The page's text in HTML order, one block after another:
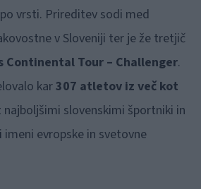
vrsti. Prireditev sodi med
v Sloveniji ter je že tretjič
Continental Tour – Challenger.
kar307 atletov iz več kot
najboljšimi slovenskimi športniki in
evropske in svetovne